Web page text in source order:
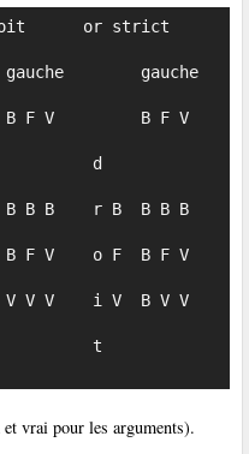
vrai pour les arguments).